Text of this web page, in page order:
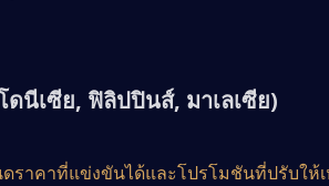
ดนีเซีย, ฟิลิปปินส์, มาเลเซีย)
ราคาที่แข่งขันได้และโปรโมชันที่ปรับให้